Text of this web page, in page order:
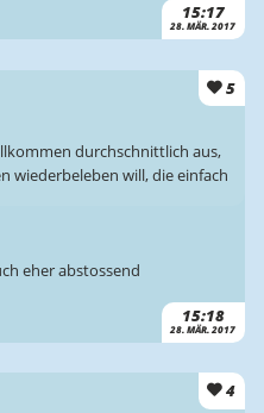
15:17
28. MÄR. 2017
5
15:18
28. MÄR. 2017
durchschnittlich aus,
wiederbeleben will, die einfach
eher abstossend
4